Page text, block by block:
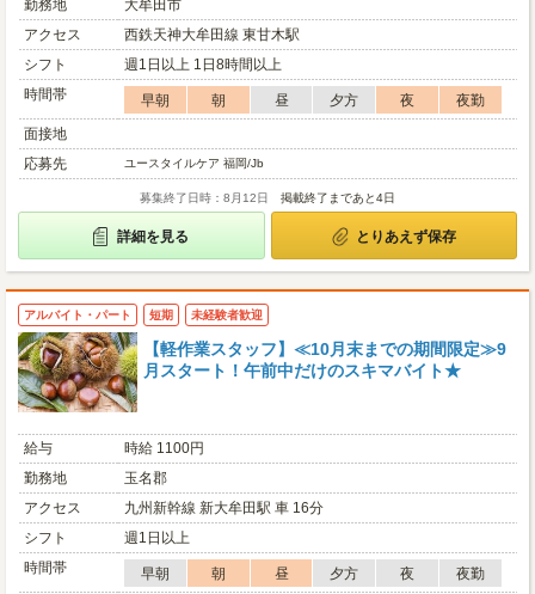
勤務地
大牟田市
アクセス
西鉄天神大牟田線 東甘木駅
シフト
週1日以上 1日8時間以上
時間帯
早朝 朝 昼 夕方 夜
夜勤
面接地
応募先
ユースタイルケア 福岡/Jb
募集終了日時：8月12日 掲載終了まであと4日
詳細を見る とりあえず保存
アルバイト・パート 短期 未経験者歓迎
【軽作業スタッフ】≪10月末までの期間限定≫9
月スタート！午前中だけのスキマバイト★
給与
時給 1100円
勤務地
玉名郡
アクセス
九州新幹線 新大牟田駅 車 16分
シフト
週1日以上
時間帯
早朝 朝 昼 夕方 夜
夜勤